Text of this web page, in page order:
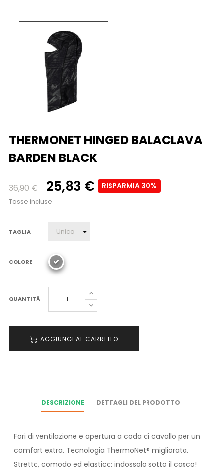
THERMONET HINGED BALACLAVA
BARDEN BLACK
36,90 € 25,83 € RISPARMIA 30%
Tasse incluse
TAGLIA
COLORE
QUANTITÀ
AGGIUNGI AL CARRELLO
DESCRIZIONE DETTAGLI DEL PRODOTTO
Fori di ventilazione e apertura a coda di cavallo per un
comfort extra. Tecnologia ThermoNet® migliorata.
Stretto, comodo ed elastico: indossalo sotto il casco!